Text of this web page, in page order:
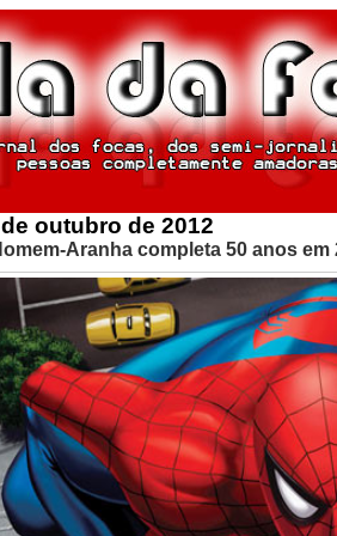
outubro de 2012
Aranha completa 50 anos em